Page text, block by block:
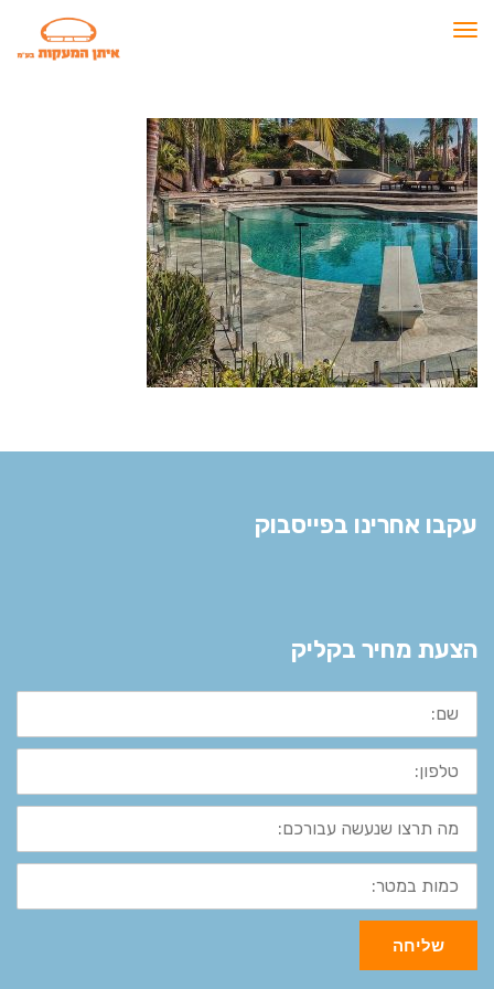
תפריט
עקבו אחרינו בפייסבוק
הצעת מחיר בקליק
שם:
טלפון:
מה
תרצו
שנעשה
עבורכם:
כמות
במטר:
שליחה